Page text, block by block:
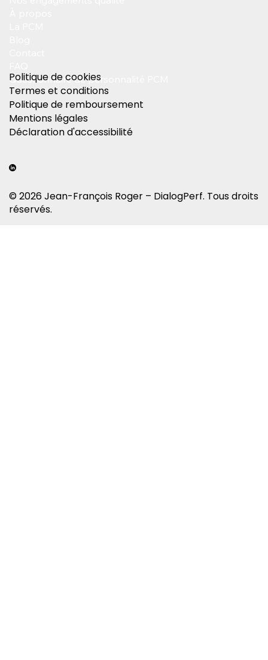
Questionnaire de personnalité PCM
Politique de cookies
Termes et conditions
Politique de remboursement
Mentions légales
Déclaration d'accessibilité
© 2026 Jean-François Roger – DialogPerf. Tous droits
réservés.